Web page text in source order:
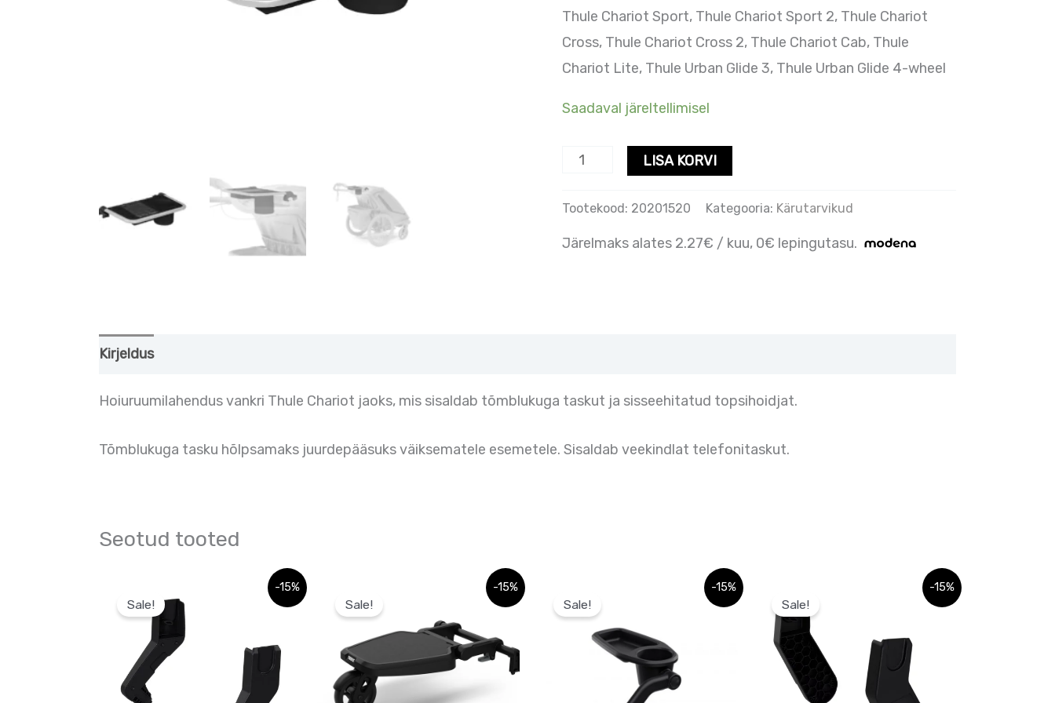
Thule Chariot Sport, Thule Chariot Sport 2, Thule Chariot
Cross, Thule Chariot Cross 2, Thule Chariot Cab, Thule
Chariot Lite, Thule Urban Glide 3, Thule Urban Glide 4-wheel
Saadaval järeltellimisel
LISA KORVI
Tootekood: 20201520 Kategooria: Kärutarvikud
Järelmaks alates 2.27€ / kuu, 0€ lepingutasu.
Kirjeldus
Hoiuruumilahendus vankri Thule Chariot jaoks, mis sisaldab tõmblukuga taskut ja sisseehitatud topsihoidjat.
Tõmblukuga tasku hõlpsamaks juurdepääsuks väiksematele esemetele. Sisaldab veekindlat telefonitaskut.
Seotud tooted
-15%
Sale!hind
on:
57,00 €.
-15%
Sale!hind
on:
125,00 €.
-15%
Sale!hind
on:
56,00 €.
-15%
Sale!
57,00 €.
hind
on:
57,00 €.